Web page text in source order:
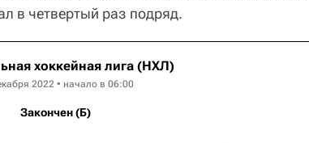
в четвертый раз подряд.
хоккейная лига (НХЛ)
2022 • начало в 06:00
Закончен (Б)